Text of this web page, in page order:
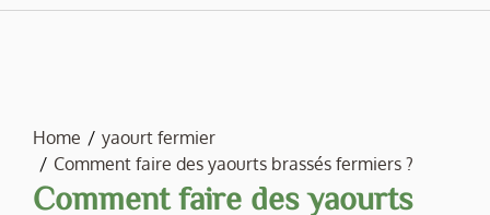
Home
yaourt fermier
Comment faire des yaourts brassés fermiers ?
Comment faire des yaourts